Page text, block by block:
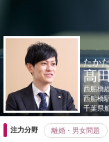
たか
髙
西船橋
西船橋
千葉県
注力分野 離婚・男女問題